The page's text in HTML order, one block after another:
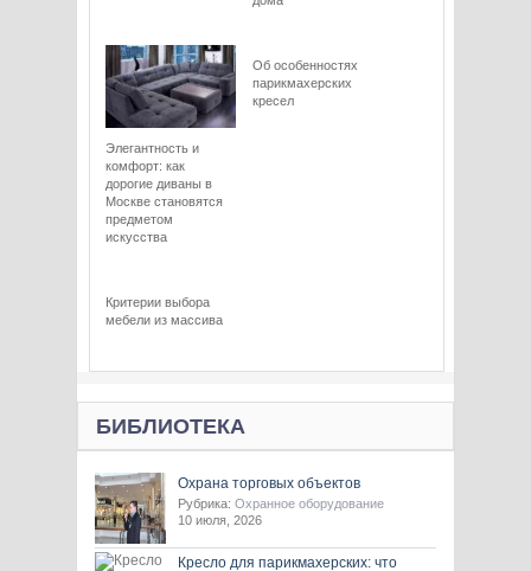
Элегантность и
комфорт: как
дорогие диваны в
Москве становятся
предметом
искусства
Об особенностях
парикмахерских
кресел
Критерии выбора
мебели из массива
БИБЛИОТЕКА
Охрана торговых объектов
Рубрика: Охранное оборудование
10 июля, 2026
Кресло для парикмахерских: что